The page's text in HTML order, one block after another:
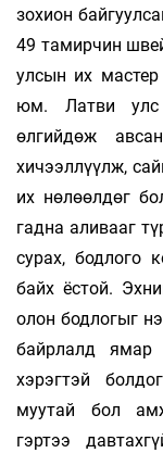
зохион
49 тамирчин
улсын их
юм. Латви улс
өлгийдөж
хичээллүүлж,
их нөлөөлдөг
гадна аливааг
сурах, бодлого
байх ёстой.
олон бодлогыг
байрлалд ямар
хэрэгтэй
муутай бол
гэртээ